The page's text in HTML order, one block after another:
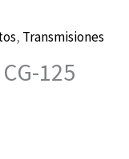
, Transmisiones
125